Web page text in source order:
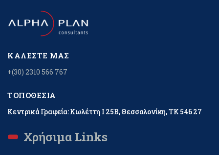
ΚΑΛΈΣΤΕ ΜΑΣ
+(30) 2310 566 767
ΤΟΠΟΘΕΣΊΑ
Κεντρικά Γραφεία: Κωλέττη Ι 25Β, Θεσσαλονίκη, ΤΚ 546 27
Χρήσιμα Links